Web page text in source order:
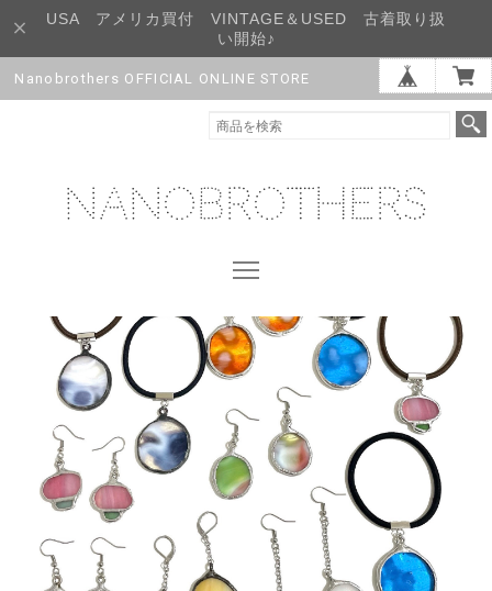
USA アメリカ買付 VINTAGE＆USED 古着取り扱
い開始♪
Nanobrothers OFFICIAL ONLINE STORE